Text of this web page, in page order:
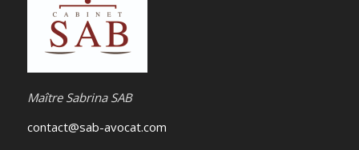
Maître Sabrina SAB
contact@sab-avocat.com